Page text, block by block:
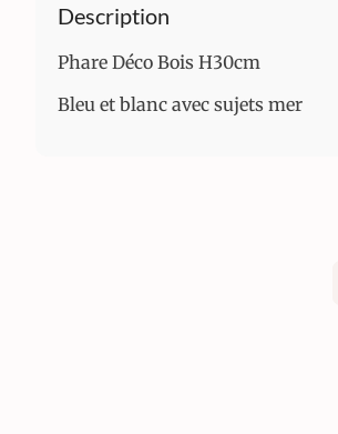
Description
Phare Déco Bois H30cm
Bleu et blanc avec sujets mer